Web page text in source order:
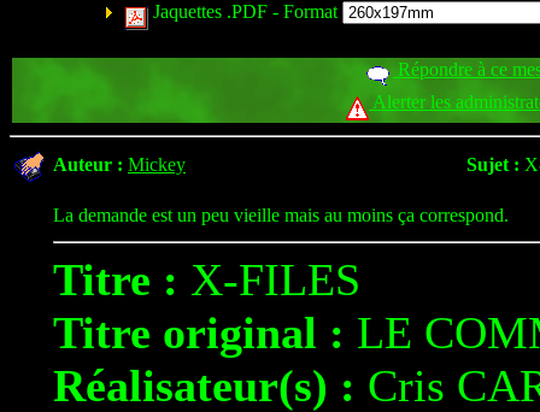
Jaquettes .PDF - Format
Répondre à ce
Alerter les
Auteur : Mickey Sujet :
La demande est un peu vieille mais au moins ça correspond.
Titre : X-FILES
Titre original : LE
Réalisateur(s) : Cris